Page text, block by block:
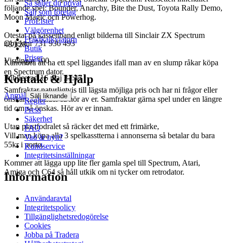
följande spel: Bounder, Anarchy, Bite the Dust, Toyota Rally Demo,
Moon Magic och Powerhog.
Otestat på kassettband enligt bilderna till Sinclair ZX Spectrum
48/128.
Kanonbra att ha ett spel liggandes ifall man av en slump råkar köpa
en Spectrum dator.
Samfraktar naturligtvis till lägsta möjliga pris och har ni frågor eller
önskar fler bilder så hör av er. Samfraktar gärna spel under en längre
tid om så önskas. Hör av er innan.
Utan plastfodralet så räcker det med ett frimärke,
Vill man köpa alla 3 spelkasstterna i annonserna så betalar du bara
55kr i porto.
Kommer att lägga upp lite fler gamla spel till Spectrum, Atari,
Amiga och C64 så håll utkik om ni tycker om retrodator.
Objektnr 731 936 493
Visningar 100
Publicerad 16 maj 21:47
Anmäl Sälj liknande
Så säljer du privat
Sälj som företag
ProLister
Välgörenhet
Fraktkalkylatorn
Butik
Priser
Kontakt & Hjälp
Regler
Press
Säkerhet
FAQ
Vad är nytt?
Kundservice
Integritetsinställningar
Information
Användaravtal
Integritetspolicy
Tillgänglighetsredogörelse
Cookies
Jobba på Tradera